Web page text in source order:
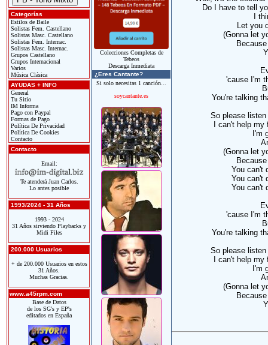
Categorías
Estilos de Baile
Solistas Fem. Castellano
Solistas Masc. Castellano
Solistas Fem. Internac.
Solistas Masc. Internac.
Grupos Castellano
Grupos Internacional
Varios
Música Clásica
AYUDAS + INFO
General
Tu Sitio
IM Informa
Pago con Paypal
Formas de Pago
Política De Privacidad
Política De Cookies
Contacto
Contacto
Email:
Te atenderá Juan Carlos.
Lo antes posible
1993/2024 - 31 Años
1993 - 2024
31 Años sirviendo Playbacks y
Midi Files
200.000 Usuarios
+ de 200.000 Usuarios en estos
31 Años.
Muchas Gracias.
www.a45rpm.com
Base de Datos
de los SG's y EP's
editados en España
Colecciones Completas de
Tebeos
Descarga Inmediata
¿Eres Cantante?
Si solo necesitas 1 canción...
soycantante.es
Do I have to tell
I
Let you
(Gonna let
'cause I'm
You're talking
So please
I can't help
I'm
(Gonna let
You can't
You can't
You can't
'cause I'm
You're talking
So please
I can't help
I'm
(Gonna let